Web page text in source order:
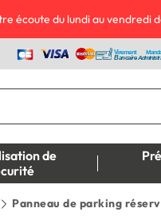
écoute du lundi au vendredi
de
Panneau de parking